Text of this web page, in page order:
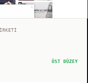
ÜST DÜZEY